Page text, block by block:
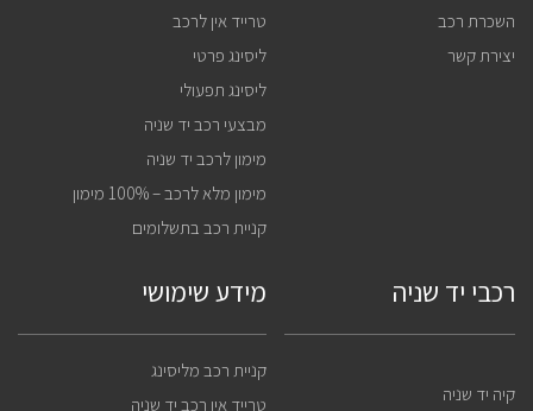
השכרת רכב
יצירת קשר
טרייד אין לרכב
ליסינג פרטי
ליסינג תפעולי
מבצעי רכב יד שניה
מימון לרכב יד שניה
מימון מלא לרכב – 100% מימון
קניית רכב בתשלומים
רכבי יד שניה
קיה יד שניה
מידע שימושי
קניית רכב מליסינג
טרייד אין רכב יד שניה